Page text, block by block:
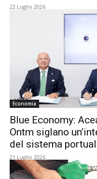
22 Luglio 2026
Economia
Blue Economy:
Ontm siglano
del sistema
21 Luglio 2026